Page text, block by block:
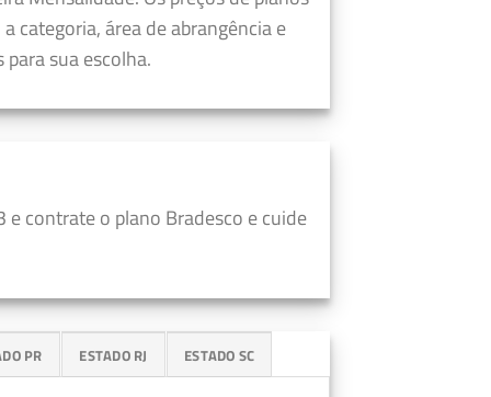
categoria, área de abrangência e
sua escolha.
contrate o plano Bradesco e cuide
PR ESTADO RJ ESTADO SC